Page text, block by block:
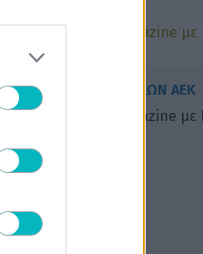
ΠΟΔΟΣΦΑΙΡΟ ΓΥΝΑΙΚΩΝ ΑΕΚ
Ζωντανά το AEK Magazine